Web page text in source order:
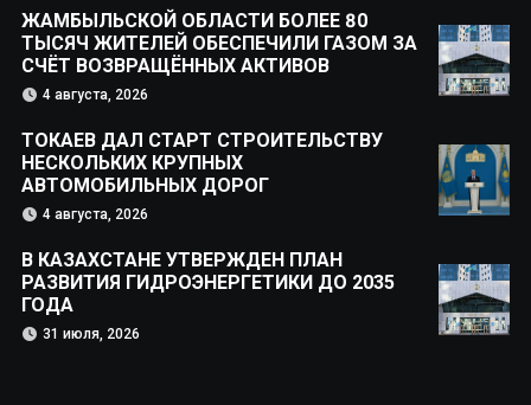
ЖАМБЫЛЬСКОЙ ОБЛАСТИ БОЛЕЕ 80
ТЫСЯЧ ЖИТЕЛЕЙ ОБЕСПЕЧИЛИ ГАЗОМ ЗА
СЧЁТ ВОЗВРАЩЁННЫХ АКТИВОВ
4 августа, 2026
ТОКАЕВ ДАЛ СТАРТ СТРОИТЕЛЬСТВУ
НЕСКОЛЬКИХ КРУПНЫХ
АВТОМОБИЛЬНЫХ ДОРОГ
4 августа, 2026
В КАЗАХСТАНЕ УТВЕРЖДЕН ПЛАН
РАЗВИТИЯ ГИДРОЭНЕРГЕТИКИ ДО 2035
ГОДА
31 июля, 2026